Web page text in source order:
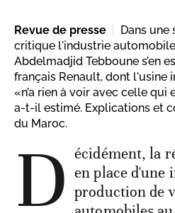
Revue de presse
Dans
critique l'industrie
Abdelmadjid Tebboune s’en
français Renault, dont l'usine
«n’a rien à voir avec celle qui
a-t-il estimé. Explications et
du Maroc.
D écidément, la
en place d'une
production de